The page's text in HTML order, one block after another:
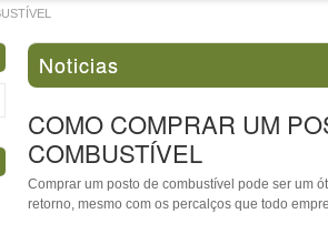
Noticias
COMO COMPRAR UM
COMBUSTÍVEL
Comprar um posto de combustível pode ser um
retorno, mesmo com os percalços que todo